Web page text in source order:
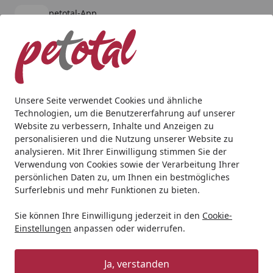
Unsere Seite verwendet Cookies und ähnliche
Technologien, um die Benutzererfahrung auf unserer
Website zu verbessern, Inhalte und Anzeigen zu
personalisieren und die Nutzung unserer Website zu
analysieren. Mit Ihrer Einwilligung stimmen Sie der
Verwendung von Cookies sowie der Verarbeitung Ihrer
persönlichen Daten zu, um Ihnen ein bestmögliches
Surferlebnis und mehr Funktionen zu bieten.
Sie können Ihre Einwilligung jederzeit in den Cookie-
Einstellungen anpassen oder widerrufen.
Ja, verstanden
petotal-App
kostenlos - Im App Store
Alle Produkte
Mein Konto
Suchen
Startseite
Katze Katzennassfutter Almo Nature Almo Nature
Almo Nature Daily Menu 85g Dose
Katzennassfutter Häppchen mit
Rind
BALD VERGRIFFEN